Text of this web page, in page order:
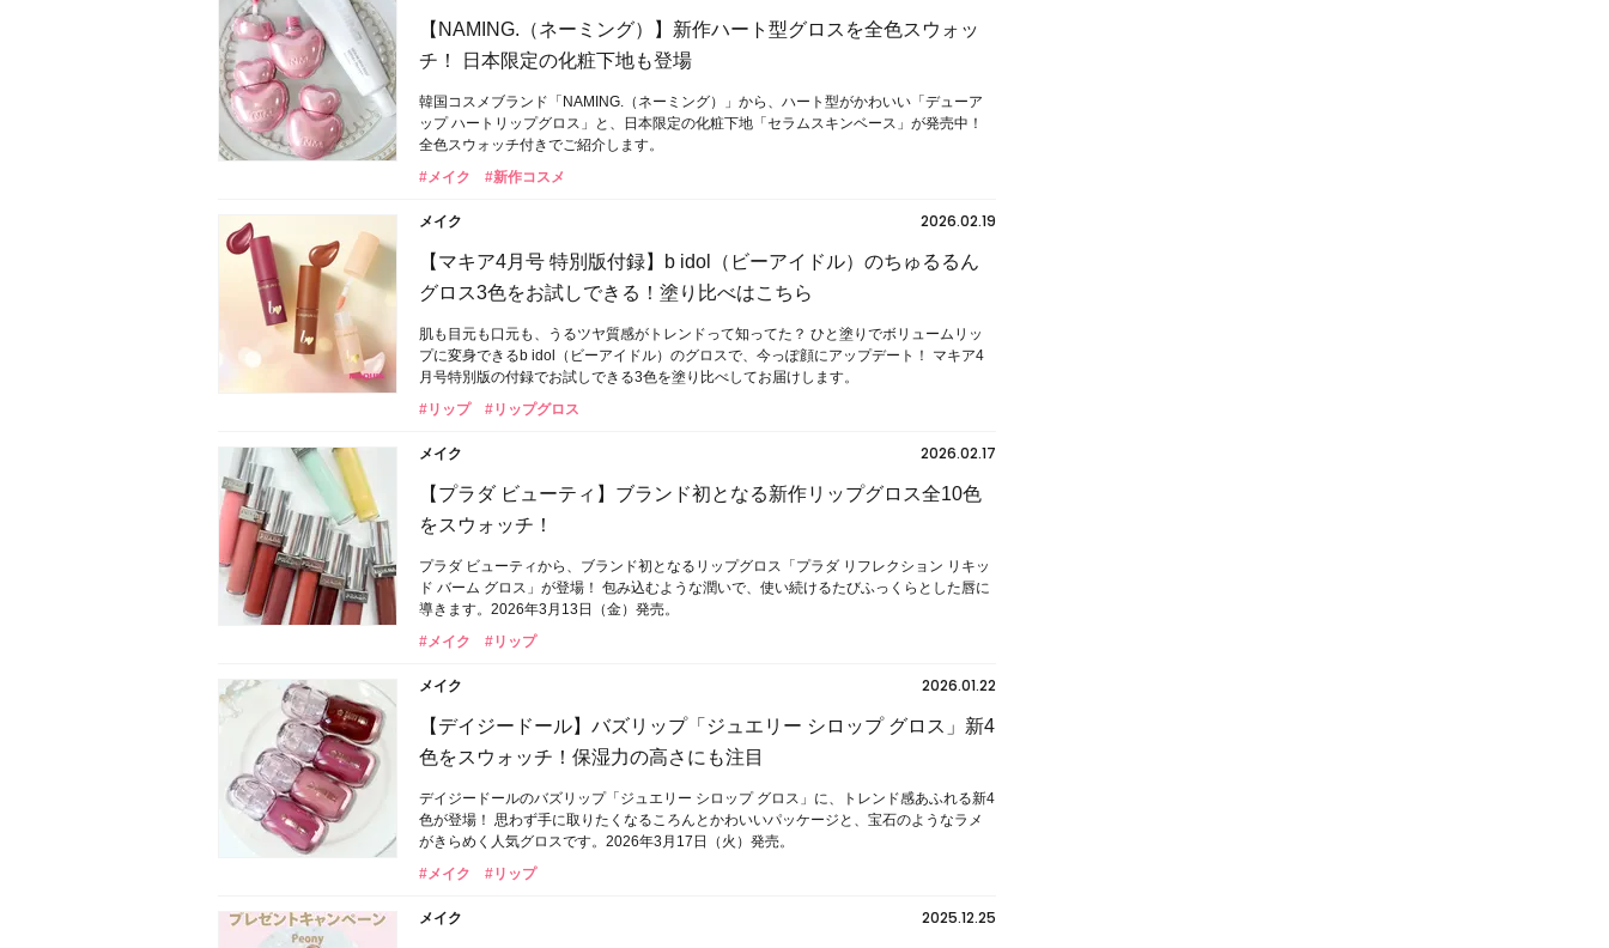
【NAMING.（ネーミング）】新作ハート型グロスを全色スウォッ
チ！ 日本限定の化粧下地も登場
韓国コスメブランド「NAMING.（ネーミング）」から、ハート型がかわいい「デューア
ップ ハートリップグロス」と、日本限定の化粧下地「セラムスキンベース」が発売中！
全色スウォッチ付きでご紹介します。
#メイク
#新作コスメ
メイク
2026.02.19
【マキア4月号 特別版付録】b idol（ビーアイドル）のちゅるるん
グロス3色をお試しできる！塗り比べはこちら
肌も目元も口元も、うるツヤ質感がトレンドって知ってた？ ひと塗りでボリュームリッ
プに変身できるb idol（ビーアイドル）のグロスで、今っぽ顔にアップデート！ マキア4
月号特別版の付録でお試しできる3色を塗り比べしてお届けします。
#リップ
#リップグロス
メイク
2026.02.17
【プラダ ビューティ】ブランド初となる新作リップグロス全10色
をスウォッチ！
プラダ ビューティから、ブランド初となるリップグロス「プラダ リフレクション リキッ
ド バーム グロス」が登場！ 包み込むような潤いで、使い続けるたびふっくらとした唇に
導きます。2026年3月13日（金）発売。
#メイク
#リップ
メイク
2026.01.22
【デイジードール】バズリップ「ジュエリー シロップ グロス」新4
色をスウォッチ！保湿力の高さにも注目
デイジードールのバズリップ「ジュエリー シロップ グロス」に、トレンド感あふれる新4
色が登場！ 思わず手に取りたくなるころんとかわいいパッケージと、宝石のようなラメ
がきらめく人気グロスです。2026年3月17日（火）発売。
#メイク
#リップ
メイク 2025.12.25